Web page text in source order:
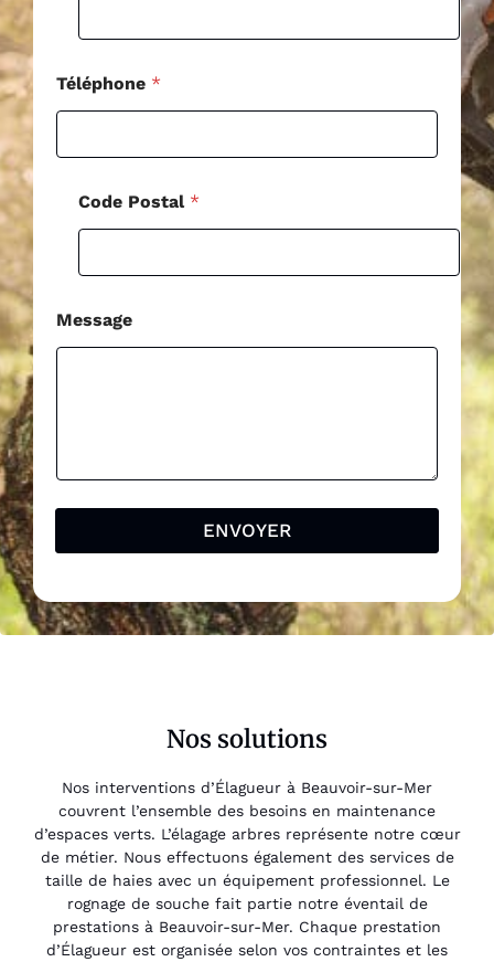
Téléphone *
a
Code Postal *
Message
ENVOYER
Nos solutions
Nos interventions d’Élagueur à Beauvoir-sur-Mer
couvrent l’ensemble des besoins en maintenance
d’espaces verts. L’élagage arbres représente notre cœur
de métier. Nous effectuons également des services de
taille de haies avec un équipement professionnel. Le
rognage de souche fait partie notre éventail de
prestations à Beauvoir-sur-Mer. Chaque prestation
d’Élagueur est organisée selon vos contraintes et les